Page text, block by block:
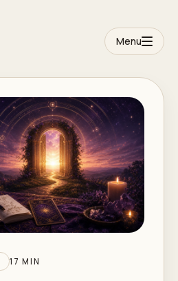
Menu
17 MIN